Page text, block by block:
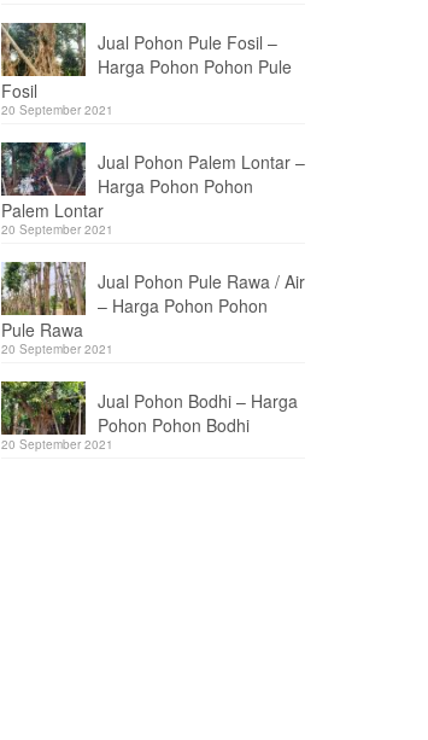
Jual Pohon Pule Fosil –
Harga Pohon Pohon Pule
Fosil
20 September 2021
Jual Pohon Palem Lontar –
Harga Pohon Pohon
Palem Lontar
20 September 2021
Jual Pohon Pule Rawa / Air
– Harga Pohon Pohon
Pule Rawa
20 September 2021
Jual Pohon Bodhi – Harga
Pohon Pohon Bodhi
20 September 2021